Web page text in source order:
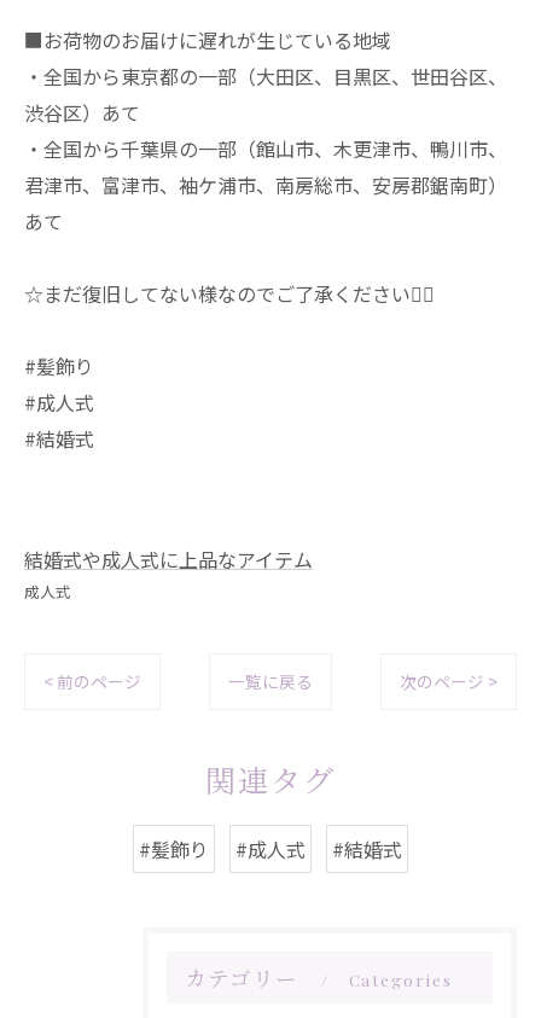
■お荷物のお届けに遅れが生じている地域
・全国から東京都の一部（大田区、目黒区、世田谷区、
渋谷区）あて
・全国から千葉県の一部（館山市、木更津市、鴨川市、
君津市、富津市、袖ケ浦市、南房総市、安房郡鋸南町）
あて
☆まだ復旧してない様なのでご了承ください🙇‍♀️
#髪飾り
#成人式
#結婚式
結婚式や成人式に上品なアイテム
成人式
< 前のページ 一覧に戻る 次のページ >
関連タグ
#髪飾り #成人式 #結婚式
カテゴリー Categories